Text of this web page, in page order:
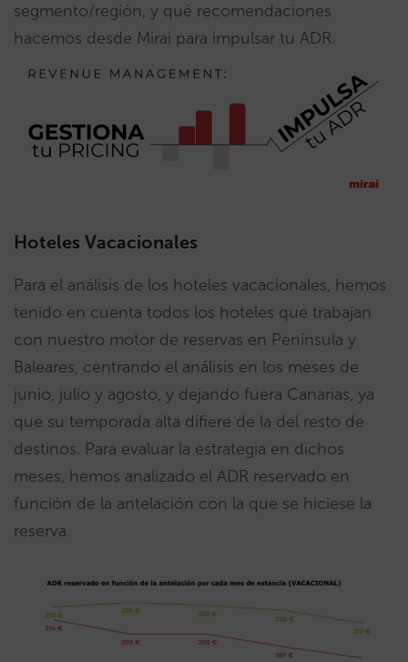
segmento/región, y qué recomendaciones
hacemos desde Mirai para impulsar tu ADR.
Hoteles Vacacionales
Para el análisis de los hoteles vacacionales, hemos
tenido en cuenta todos los hoteles que trabajan
con nuestro motor de reservas en Península y
Baleares, centrando el análisis en los meses de
junio, julio y agosto, y dejando fuera Canarias, ya
que su temporada alta difiere de la del resto de
destinos. Para evaluar la estrategia en dichos
meses, hemos analizado el ADR reservado en
función de la antelación con la que se hiciese la
reserva.